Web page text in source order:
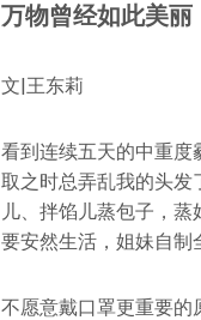
万物曾经如此美丽
文|王东莉
看到连续五天的中重度
取之时总弄乱我的头发
儿、拌馅儿蒸包子，
要安然生活，姐妹自制
不愿意戴口罩更重要的